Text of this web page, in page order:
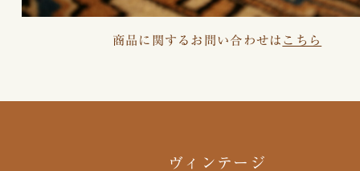
商品に関するお問い合わせは こちら
ヴィンテージ